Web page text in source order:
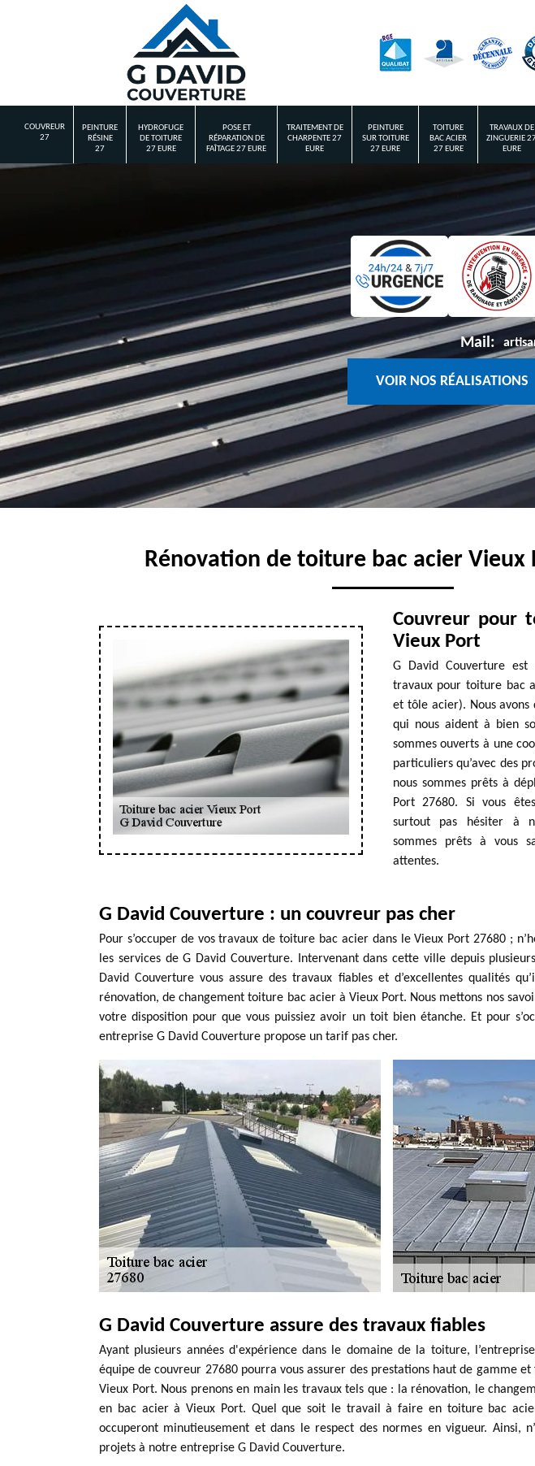
COUVREUR
27
PEINTURE
RÉSINE
27
HYDROFUGE
DE TOITURE
27 EURE
POSE ET
RÉPARATION DE
FAÎTAGE 27 EURE
TRAITEMENT DE
CHARPENTE 27
EURE
PEINTURE
SUR TOITURE
27 EURE
TOITURE
BAC ACIER
27 EURE
TRAVAUX DE
ZINGUERIE
EURE
Mail:
VOIR NOS RÉALISATIONS
Rénovation de toiture bac acier Vieux
Couvreur pour
Vieux Port
G David Couverture
travaux pour toiture bac
et tôle acier). Nous
qui nous aident à bien
sommes ouverts à une
particuliers qu’avec des
nous sommes prêts à
Port 27680. Si vous
surtout pas hésiter à
sommes prêts à vous
attentes.
G David Couverture : un couvreur pas cher
Pour s’occuper de vos travaux de toiture bac acier dans le Vieux Port 27680 ;
les services de G David Couverture. Intervenant dans cette ville depuis
David Couverture vous assure des travaux fiables et d’excellentes qualités
rénovation, de changement toiture bac acier à Vieux Port. Nous mettons nos
votre disposition pour que vous puissiez avoir un toit bien étanche. Et pour
entreprise G David Couverture propose un tarif pas cher.
G David Couverture assure des travaux fiables
Ayant plusieurs années d'expérience dans le domaine de la toiture,
équipe de couvreur 27680 pourra vous assurer des prestations haut de gamme
Vieux Port. Nous prenons en main les travaux tels que : la rénovation, le
en bac acier à Vieux Port. Quel que soit le travail à faire en toiture bac
occuperont minutieusement et dans le respect des normes en vigueur. Ainsi,
projets à notre entreprise G David Couverture.